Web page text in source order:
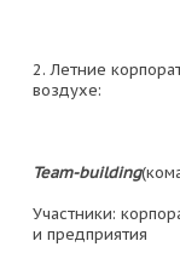
2. Летние
воздухе:
Team-building
Участники:
и предприятия